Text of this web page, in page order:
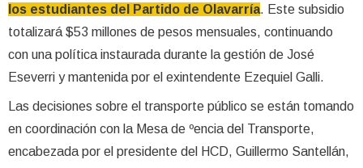
los estudiantes del Partido de Olavarría. Este subsidio
totalizará $53 millones de pesos mensuales, continuando
con una política instaurada durante la gestión de José
Eseverri y mantenida por el exintendente Ezequiel Galli.
Las decisiones sobre el transporte público se están tomando
en coordinación con la Mesa de ºencia del Transporte,
encabezada por el presidente del HCD, Guillermo Santellán,